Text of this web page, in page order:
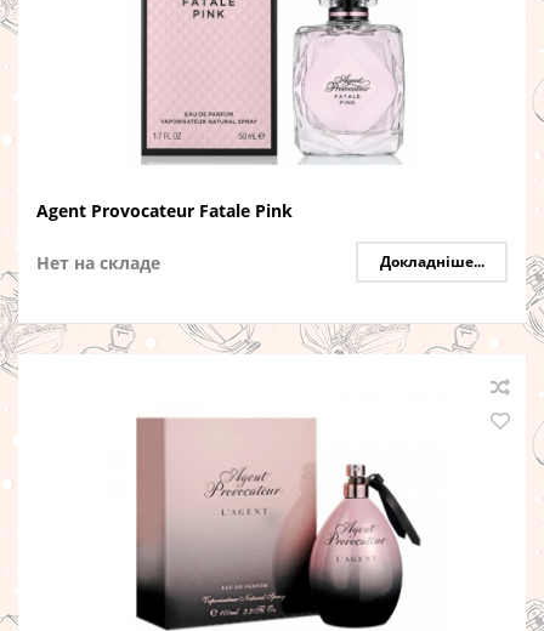
Agent Provocateur Fatale Pink
Нет на складе Докладніше...